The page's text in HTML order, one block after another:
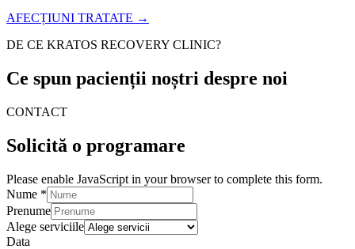
AFECȚIUNI TRATATE →
DE CE KRATOS RECOVERY CLINIC?
Ce spun pacienții noștri despre noi
CONTACT
Solicită o programare
Please enable JavaScript in your browser to complete this form.
Nume
Mesaj
Email
Nume *
Prenume
Alege serviciile
Data